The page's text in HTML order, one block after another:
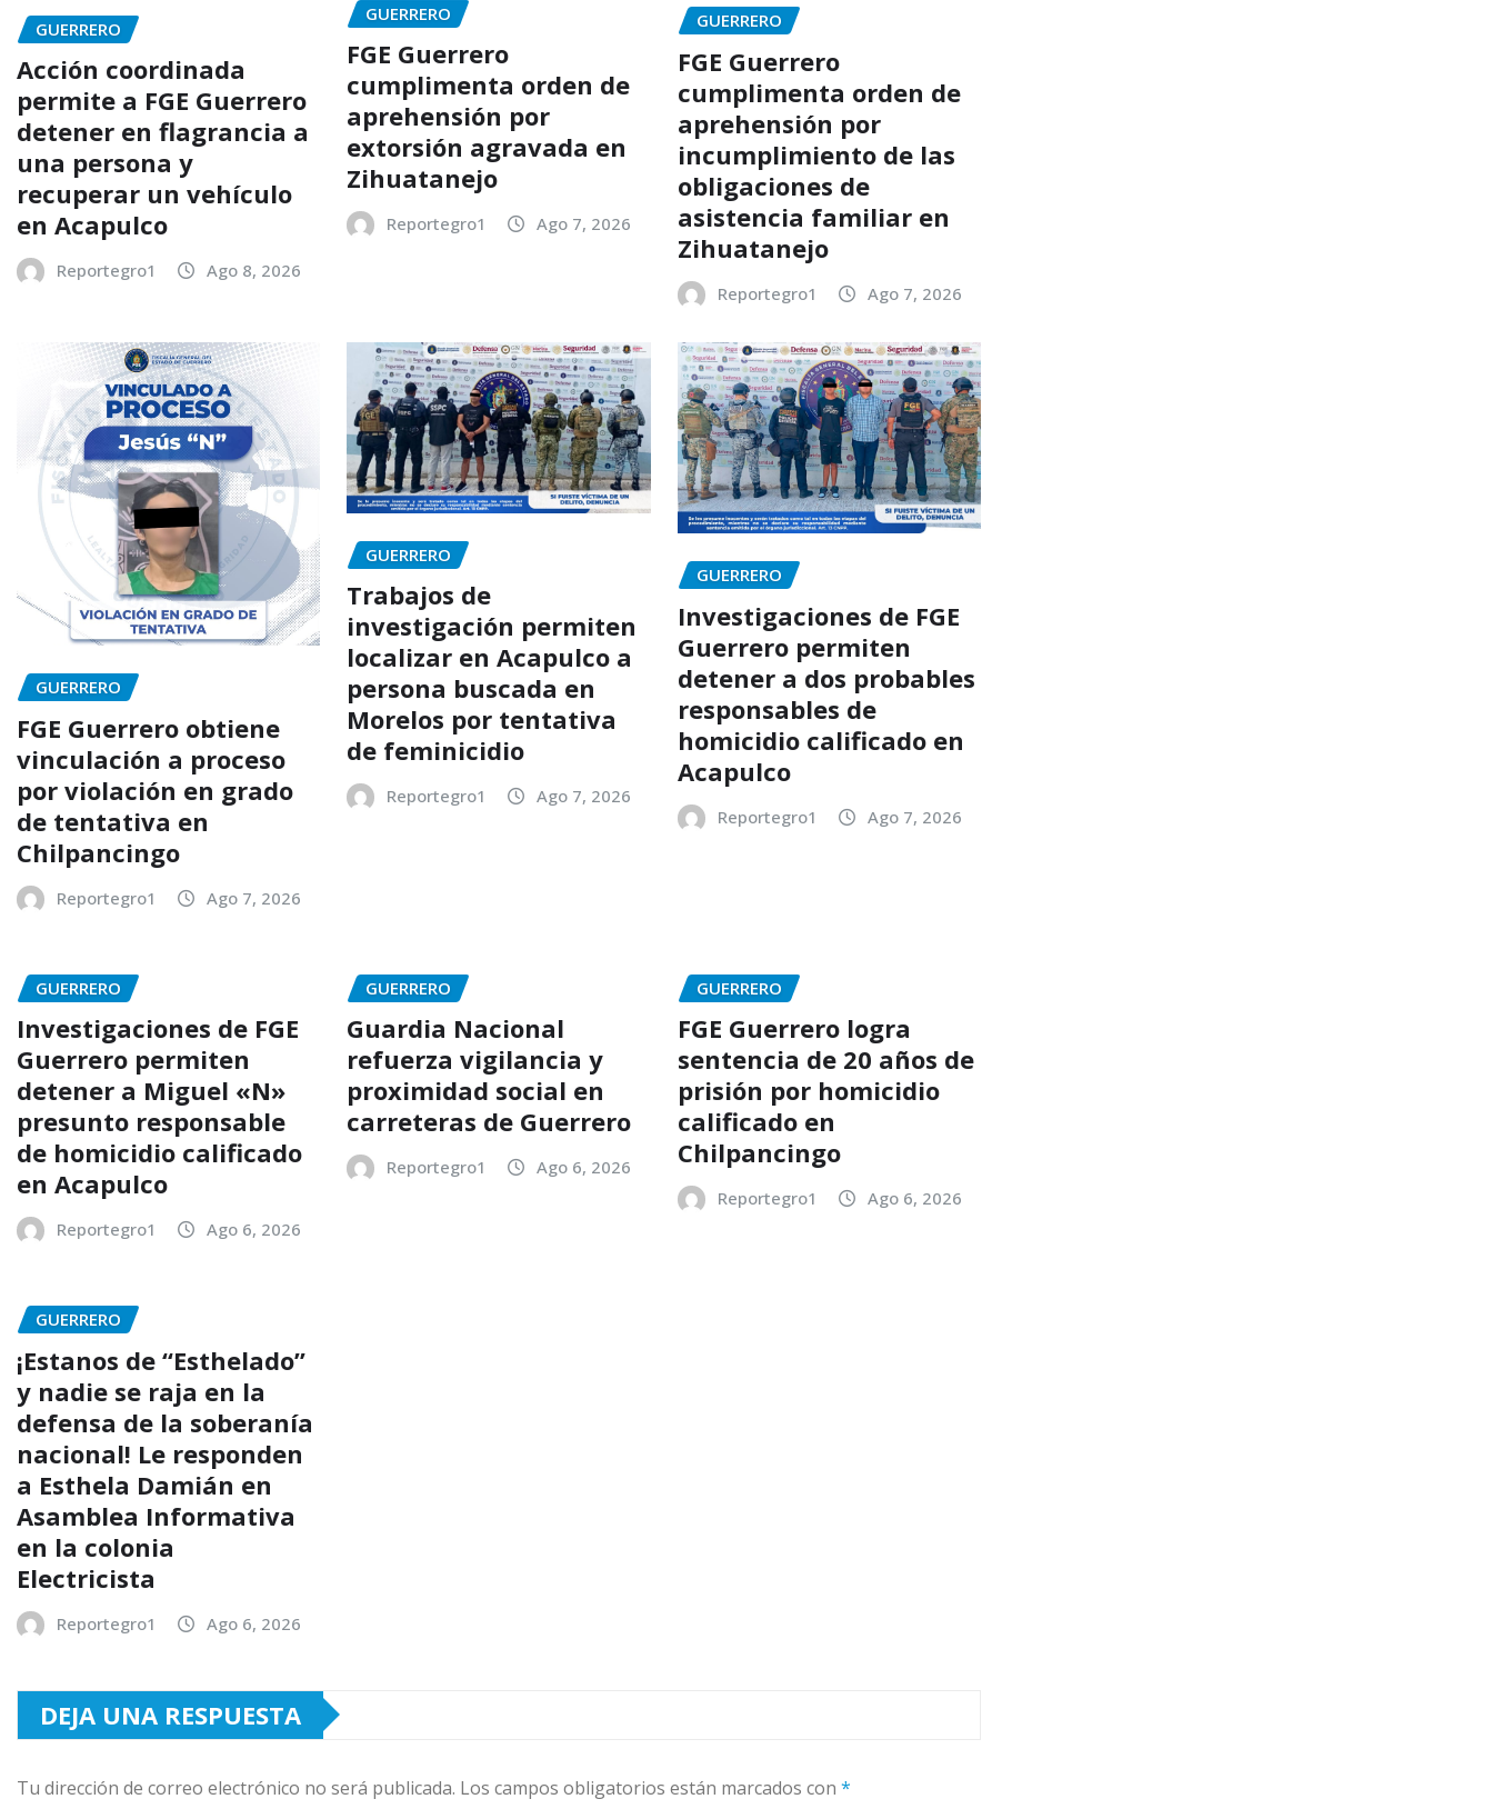
GUERRERO
Acción coordinada
permite a FGE Guerrero
detener en flagrancia a
una persona y
recuperar un vehículo
en Acapulco
Reportegro1 Ago 8, 2026
GUERRERO
FGE Guerrero
cumplimenta orden de
aprehensión por
extorsión agravada en
Zihuatanejo
Reportegro1 Ago 7, 2026
GUERRERO
FGE Guerrero
cumplimenta orden de
aprehensión por
incumplimiento de las
obligaciones de
asistencia familiar en
Zihuatanejo
Reportegro1 Ago 7, 2026
GUERRERO
FGE Guerrero obtiene
vinculación a proceso
por violación en grado
de tentativa en
Chilpancingo
Reportegro1 Ago 7, 2026
GUERRERO
Trabajos de
investigación permiten
localizar en Acapulco a
persona buscada en
Morelos por tentativa
de feminicidio
Reportegro1 Ago 7, 2026
GUERRERO
Investigaciones de FGE
Guerrero permiten
detener a dos probables
responsables de
homicidio calificado en
Acapulco
Reportegro1 Ago 7, 2026
GUERRERO
Investigaciones de FGE
Guerrero permiten
detener a Miguel «N»
presunto responsable
de homicidio calificado
en Acapulco
Reportegro1 Ago 6, 2026
GUERRERO
Guardia Nacional
refuerza vigilancia y
proximidad social en
carreteras de Guerrero
Reportegro1 Ago 6, 2026
GUERRERO
FGE Guerrero logra
sentencia de 20 años de
prisión por homicidio
calificado en
Chilpancingo
Reportegro1 Ago 6, 2026
GUERRERO
¡Estanos de “Esthelado”
y nadie se raja en la
defensa de la soberanía
nacional! Le responden
a Esthela Damián en
Asamblea Informativa
en la colonia
Electricista
Reportegro1 Ago 6, 2026
DEJA UNA RESPUESTA
Tu dirección de correo electrónico no será publicada. Los campos obligatorios están marcados con *